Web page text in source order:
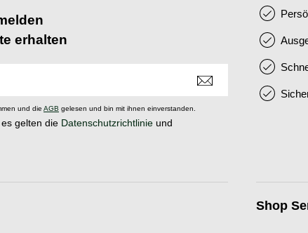
erhalten
und die AGB gelesen und bin mit ihnen einverstanden.
gelten die Datenschutzrichtlinie und
Shop